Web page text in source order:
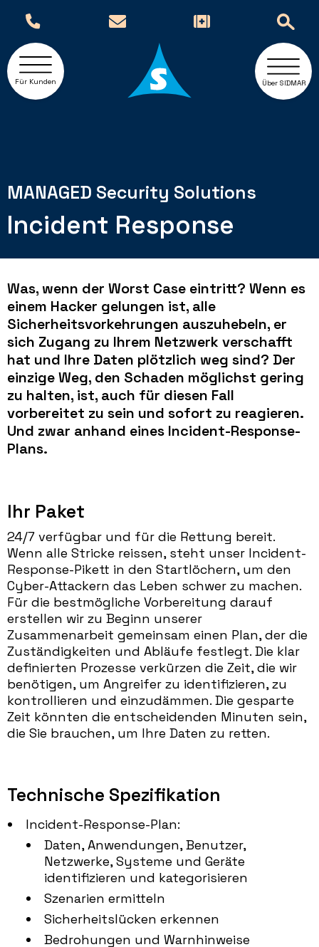
Für Kunden Über SIDMAR
MANAGED Security Solutions
Incident Response
Was, wenn der Worst Case eintritt? Wenn es
einem Hacker gelungen ist, alle
Sicherheitsvorkehrungen auszuhebeln, er
sich Zugang zu Ihrem Netzwerk verschafft
hat und Ihre Daten plötzlich weg sind? Der
einzige Weg, den Schaden möglichst gering
zu halten, ist, auch für diesen Fall
vorbereitet zu sein und sofort zu reagieren.
Und zwar anhand eines Incident-Response-
Plans.
Ihr Paket
24/7 verfügbar und für die Rettung bereit.
Wenn alle Stricke reissen, steht unser Incident-
Response-Pikett in den Startlöchern, um den
Cyber-Attackern das Leben schwer zu machen.
Für die bestmögliche Vorbereitung darauf
erstellen wir zu Beginn unserer
Zusammenarbeit gemeinsam einen Plan, der die
Zuständigkeiten und Abläufe festlegt. Die klar
definierten Prozesse verkürzen die Zeit, die wir
benötigen, um Angreifer zu identifizieren, zu
kontrollieren und einzudämmen. Die gesparte
Zeit könnten die entscheidenden Minuten sein,
die Sie brauchen, um Ihre Daten zu retten.
Technische Spezifikation
Incident-Response-Plan:
Daten, Anwendungen, Benutzer,
Netzwerke, Systeme und Geräte
identifizieren und kategorisieren
Szenarien ermitteln
Sicherheitslücken erkennen
Bedrohungen und Warnhinweise